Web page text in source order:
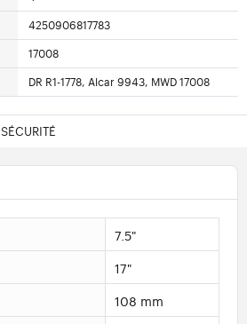
4250906817783
17008
DR R1-1778, Alcar 9943, MWD 17008
SÉCURITÉ
7.5"
17"
108 mm